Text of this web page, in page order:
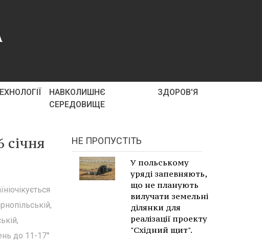
НАВКОЛИШНЄ
СЕРЕДОВИЩЕ
ЗДОРОВ'Я
січня
до 11-17°
НЕ ПРОПУСТІТЬ
У польському
уряді запевняють,
що не планують
вилучати земельні
ділянки для
реалізації проекту
"Східний щит".